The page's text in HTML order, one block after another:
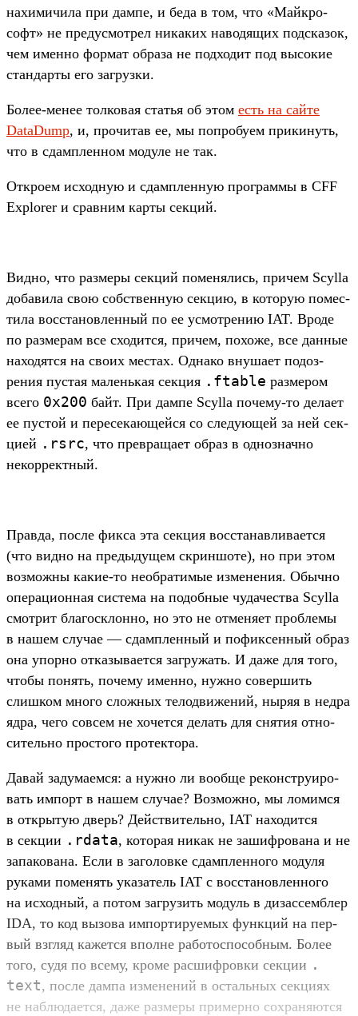
нахими­чила при дам­пе, и беда в том, что «Май­кро­
софт» не пре­дус­мотрел никаких наводя­щих под­ска­зок,
чем имен­но фор­мат обра­за не под­ходит под высокие
стан­дарты его заг­рузки.
Бо­лее‑менее тол­ковая статья об этом есть на сай­те
DataDump, и, про­читав ее, мы поп­робу­ем при­кинуть,
что в сдам­плен­ном модуле не так.
От­кро­ем исходную и сдам­плен­ную прог­раммы в CFF
Explorer и срав­ним кар­ты сек­ций.
Вид­но, что раз­меры сек­ций поменя­лись, при­чем Scylla
добави­ла свою собс­твен­ную сек­цию, в которую помес­
тила вос­ста­нов­ленный по ее усмотре­нию IAT. Вро­де
по раз­мерам все схо­дит­ся, при­чем, похоже, все дан­ные
находят­ся на сво­их мес­тах. Одна­ко вну­шает подоз­
рения пус­тая малень­кая сек­ция . ftable раз­мером
все­го 0x200 байт. При дам­пе Scylla почему‑то дела­ет
ее пус­той и пересе­кающей­ся со сле­дующей за ней сек­
цией . rsrc, что прев­раща­ет образ в однознач­но
некор­рек­тный.
Прав­да, пос­ле фик­са эта сек­ция вос­ста­нав­лива­ется
(что вид­но на пре­дыду­щем скрин­шоте), но при этом
воз­можны какие‑то необ­ратимые изме­нения. Обыч­но
опе­раци­онная сис­тема на подоб­ные чудачес­тва Scylla
смот­рит бла­гос­клон­но, но это не отме­няет проб­лемы
в нашем слу­чае — сдам­плен­ный и пофик­сенный образ
она упор­но отка­зыва­ется заг­ружать. И даже для того,
что­бы понять, почему имен­но, нуж­но совер­шить
слиш­ком мно­го слож­ных телод­вижений, ныряя в нед­ра
ядра, чего сов­сем не хочет­ся делать для сня­тия отно­
ситель­но прос­того про­тек­тора.
Да­вай задума­емся: а нуж­но ли вооб­ще реконс­тру­иро­
вать импорт в нашем слу­чае? Воз­можно, мы ломим­ся
в откры­тую дверь? Дей­стви­тель­но, IAT находит­ся
в сек­ции . rdata, которая никак не зашиф­рована и не
запако­вана. Если в заголов­ке сдам­плен­ного модуля
руками поменять ука­затель IAT с вос­ста­нов­ленно­го
на исходный, а потом заг­рузить модуль в дизас­сем­блер
IDA, то код вызова импорти­руемых фун­кций на пер­
вый взгляд кажет­ся впол­не работос­пособ­ным. Более
того, судя по все­му, кро­ме рас­шифров­ки сек­ции .
text, пос­ле дам­па изме­нений в осталь­ных сек­циях
не наб­люда­ется, даже раз­меры при­мер­но сох­раня­ются